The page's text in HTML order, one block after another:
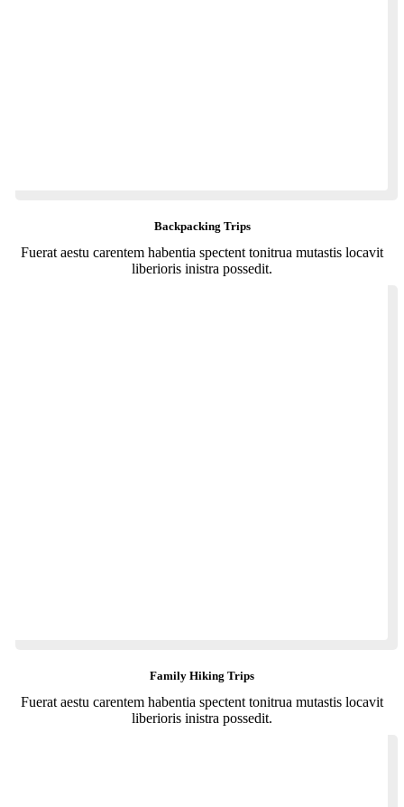
Backpacking Trips
Fuerat aestu carentem habentia spectent tonitrua mutastis locavit
liberioris inistra possedit.
Family Hiking Trips
Fuerat aestu carentem habentia spectent tonitrua mutastis locavit
liberioris inistra possedit.